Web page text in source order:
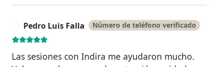
Pedro Luis Falla Número de teléfono verificado
Las sesiones con Indira me ayudaron mucho.